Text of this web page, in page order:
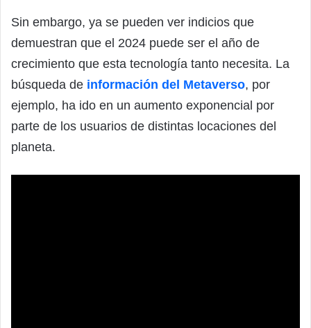
Sin embargo, ya se pueden ver indicios que
demuestran que el 2024 puede ser el año de
crecimiento que esta tecnología tanto necesita. La
búsqueda de información del Metaverso, por
ejemplo, ha ido en un aumento exponencial por
parte de los usuarios de distintas locaciones del
planeta.